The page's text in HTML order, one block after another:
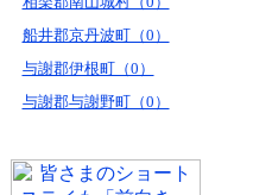
船井郡京丹波町（0）
与謝郡伊根町（0）
与謝郡与謝野町（0）